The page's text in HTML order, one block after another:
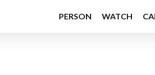
PERSON WATCH